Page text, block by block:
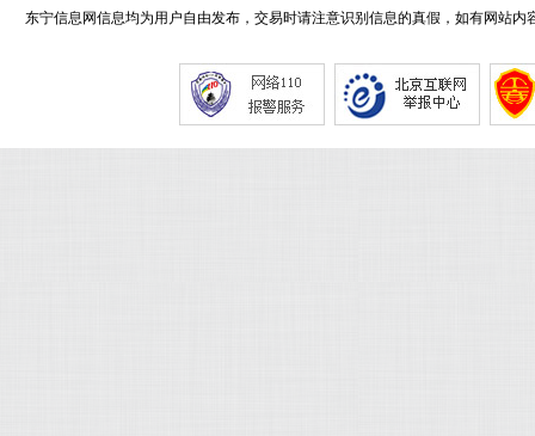
东宁信息网信息均为用户自由发布，交易时请注意识别信息的真假，如有网站内